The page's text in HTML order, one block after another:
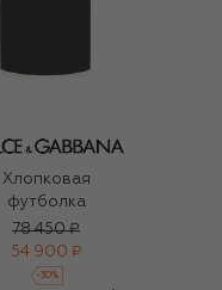
Хлопковая
футболка
78 450 ₽
54 900 ₽
-30%